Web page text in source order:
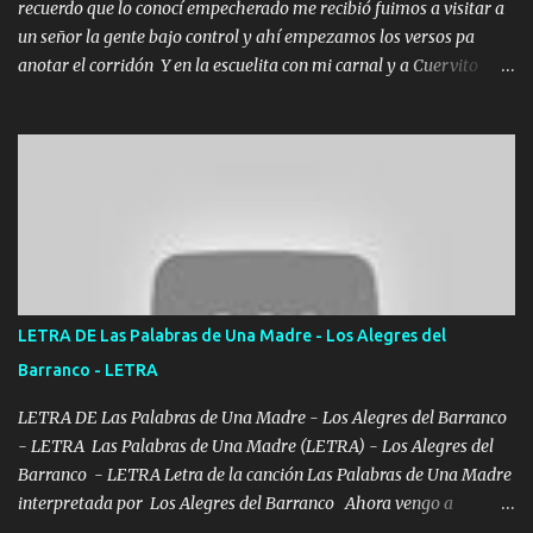
recuerdo que lo conocí empecherado me recibió fuimos a visitar a
un señor la gente bajo control y ahí empezamos los versos pa
anotar el corridón Y en la escuelita con mi carnal y a Cuervito
verde se le extraña pa que sepan Aquí Pura GENTE DE LA RANA 🐸
POR CLAVE ES EL CALI 4 EN LA CIUDAD TIJUANA Música Al
tirante andamos mi carnal atento a cualquier necesidad no porque
se ve limpio el camino nos confiamos al andar y nunca con la
misma piedra me vuelvo a tropezar Cuando ando de enamorado
en corto me tiró a per...
LETRA DE Las Palabras de Una Madre - Los Alegres del
Barranco - LETRA
LETRA DE Las Palabras de Una Madre - Los Alegres del Barranco
- LETRA Las Palabras de Una Madre (LETRA) - Los Alegres del
Barranco - LETRA Letra de la canción Las Palabras de Una Madre
interpretada por Los Alegres del Barranco Ahora vengo a